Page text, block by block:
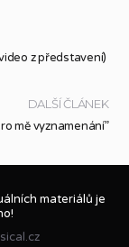
z představení)
DALŠÍ ČLÁNEK
mě vyznamenání”
materiálů je